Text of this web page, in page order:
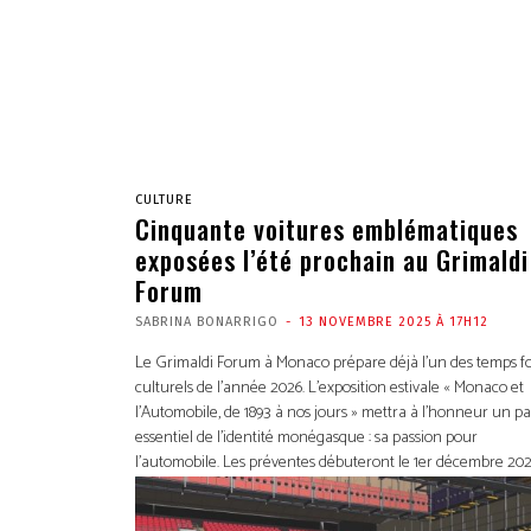
CULTURE
Cinquante voitures emblématiques
exposées l’été prochain au Grimaldi
Forum
SABRINA BONARRIGO - 13 NOVEMBRE 2025 À 17H12
Le Grimaldi Forum à Monaco prépare déjà l’un des temps
culturels de l’année 2026. L’exposition estivale « Monaco et
l’Automobile, de 1893 à nos jours » mettra à l’honneur un
essentiel de l’identité monégasque : sa passion pour
l’automobile. Les préventes débuteront le 1er décembre